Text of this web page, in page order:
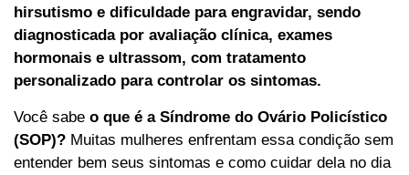
hirsutismo e dificuldade para engravidar, sendo
diagnosticada por avaliação clínica, exames
hormonais e ultrassom, com tratamento
personalizado para controlar os sintomas.
Você sabe o que é a Síndrome do Ovário Policístico
(SOP)? Muitas mulheres enfrentam essa condição sem
entender bem seus sintomas e como cuidar dela no dia